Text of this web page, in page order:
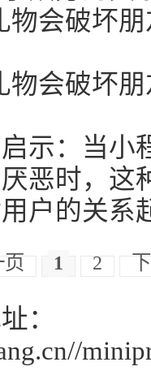
物会破坏
物会破坏
示：当小
恶时，这
户的关系
页 1 2
：